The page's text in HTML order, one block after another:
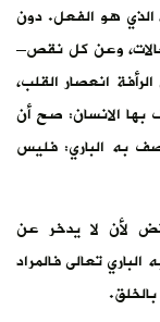
الذي هو الفعل. دون
وعن كل نقص–
انعصار القلب،
الانسان: صح أن
به الباري: فليس
لأن لا يدخر عن
تعالى فالمراد